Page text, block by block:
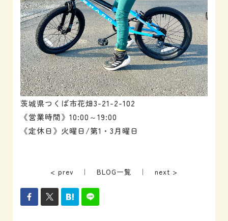
茨城県つくば市花畑3-21-2-102
《営業時間》10:00～19:00
《定休日》火曜日/第1・3月曜日
< prev ｜ BLOG一覧 ｜ next >